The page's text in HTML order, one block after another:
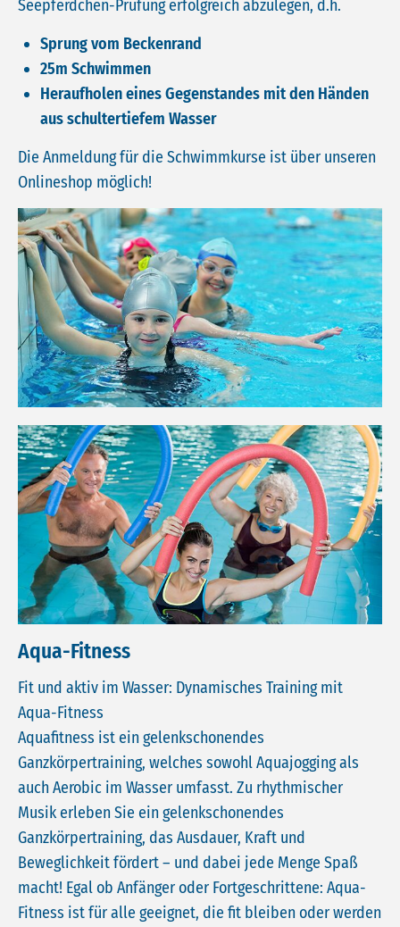
Seepferdchen-Prüfung erfolgreich abzulegen, d.h.
Sprung vom Beckenrand
25m Schwimmen
Heraufholen eines Gegenstandes mit den Händen
aus schultertiefem Wasser
Die Anmeldung für die Schwimmkurse ist über unseren
Onlineshop möglich!
Aqua-Fitness
Fit und aktiv im Wasser: Dynamisches Training mit
Aqua-Fitness
Aquafitness ist ein gelenkschonendes
Ganzkörpertraining, welches sowohl Aquajogging als
auch Aerobic im Wasser umfasst. Zu rhythmischer
Musik erleben Sie ein gelenkschonendes
Ganzkörpertraining, das Ausdauer, Kraft und
Beweglichkeit fördert – und dabei jede Menge Spaß
macht! Egal ob Anfänger oder Fortgeschrittene: Aqua-
Fitness ist für alle geeignet, die fit bleiben oder werden